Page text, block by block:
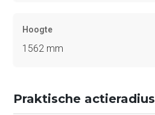
Hoogte
1562 mm
Praktische actieradius